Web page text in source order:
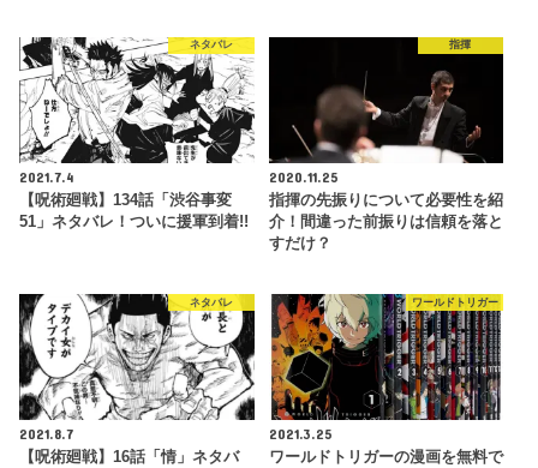
ネタバレ
2021.7.4
【呪術廻戦】134話「渋谷事変
51」ネタバレ！ついに援軍到着!!
指揮
2020.11.25
指揮の先振りについて必要性を紹
介！間違った前振りは信頼を落と
すだけ？
ネタバレ
2021.8.7
【呪術廻戦】16話「情」ネタバ
ワールドトリガー
2021.3.25
ワールドトリガーの漫画を無料で